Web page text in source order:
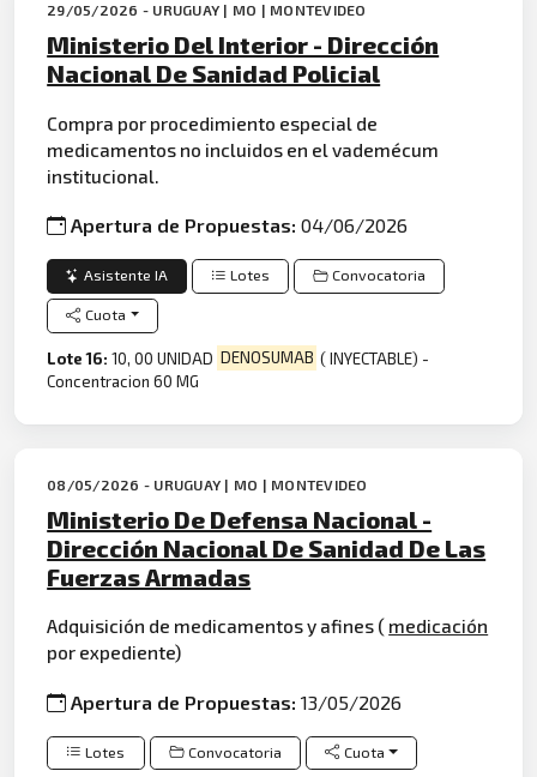
29/05/2026 - URUGUAY | MO | MONTEVIDEO
Ministerio Del Interior - Dirección
Nacional De Sanidad Policial
Compra por procedimiento especial de
medicamentos no incluidos en el vademécum
institucional.
Apertura de Propuestas:04/06/2026
Asistente IA Lotes Convocatoria
Cuota
Lote 16:10, 00 UNIDAD DENOSUMAB ( INYECTABLE) -
Concentracion 60 MG
08/05/2026 - URUGUAY | MO | MONTEVIDEO
Ministerio De Defensa Nacional -
Dirección Nacional De Sanidad De Las
Fuerzas Armadas
Adquisición de medicamentos y afines ( medicación
por expediente)
Apertura de Propuestas:13/05/2026
Lotes Convocatoria Cuota